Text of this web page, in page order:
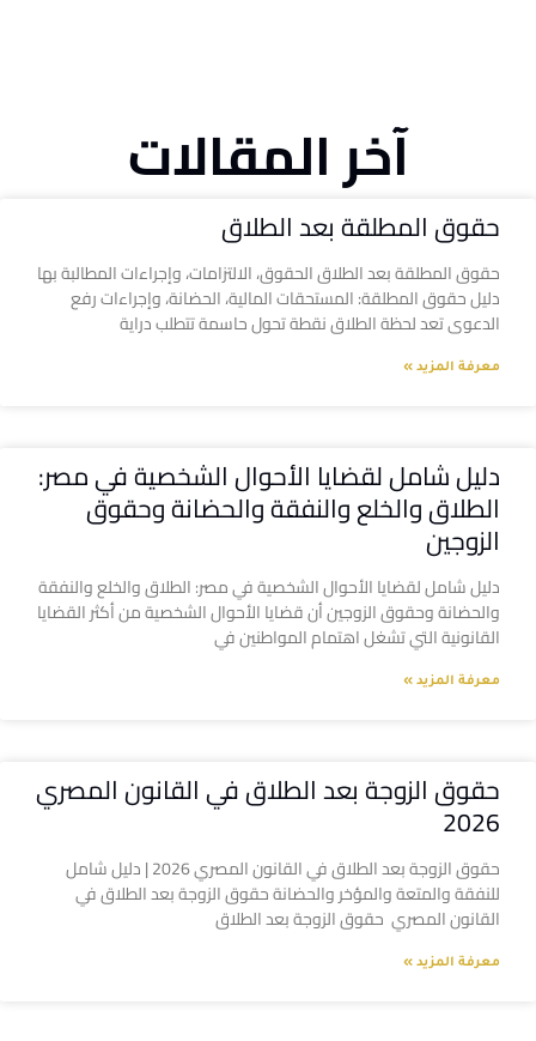
آخر المقالات
حقوق المطلقة بعد الطلاق
حقوق المطلقة بعد الطلاق الحقوق، الالتزامات، وإجراءات المطالبة بها
دليل حقوق المطلقة: المستحقات المالية، الحضانة، وإجراءات رفع
الدعوى تعد لحظة الطلاق نقطة تحول حاسمة تتطلب دراية
معرفة المزيد »
دليل شامل لقضايا الأحوال الشخصية في مصر:
الطلاق والخلع والنفقة والحضانة وحقوق
الزوجين
دليل شامل لقضايا الأحوال الشخصية في مصر: الطلاق والخلع والنفقة
والحضانة وحقوق الزوجين أن قضايا الأحوال الشخصية من أكثر القضايا
القانونية التي تشغل اهتمام المواطنين في
معرفة المزيد »
حقوق الزوجة بعد الطلاق في القانون المصري
2026
حقوق الزوجة بعد الطلاق في القانون المصري 2026 | دليل شامل
للنفقة والمتعة والمؤخر والحضانة حقوق الزوجة بعد الطلاق في
القانون المصري حقوق الزوجة بعد الطلاق
معرفة المزيد »